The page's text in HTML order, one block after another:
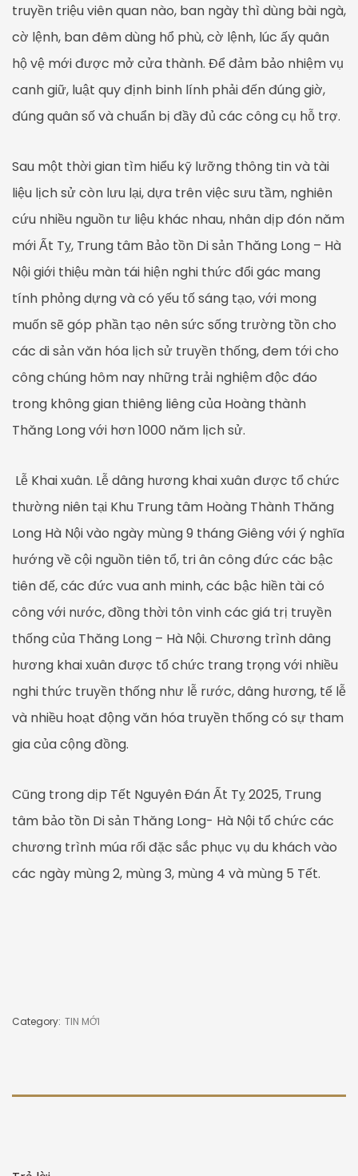
truyền triệu viên quan nào, ban ngày thì dùng bài ngà,
cờ lệnh, ban đêm dùng hổ phù, cờ lệnh, lúc ấy quân
hộ vệ mới được mở cửa thành. Để đảm bảo nhiệm vụ
canh giữ, luật quy định binh lính phải đến đúng giờ,
đúng quân số và chuẩn bị đầy đủ các công cụ hỗ trợ.
Sau một thời gian tìm hiểu kỹ lưỡng thông tin và tài
liệu lịch sử còn lưu lại, dựa trên việc sưu tầm, nghiên
cứu nhiều nguồn tư liệu khác nhau, nhân dịp đón năm
mới Ất Tỵ, Trung tâm Bảo tồn Di sản Thăng Long – Hà
Nội giới thiệu màn tái hiện nghi thức đổi gác mang
tính phỏng dựng và có yếu tố sáng tạo, với mong
muốn sẽ góp phần tạo nên sức sống trường tồn cho
các di sản văn hóa lịch sử truyền thống, đem tới cho
công chúng hôm nay những trải nghiệm độc đáo
trong không gian thiêng liêng của Hoàng thành
Thăng Long với hơn 1000 năm lịch sử.
Lễ Khai xuân. Lễ dâng hương khai xuân được tổ chức
thường niên tại Khu Trung tâm Hoàng Thành Thăng
Long Hà Nội vào ngày mùng 9 tháng Giêng với ý nghĩa
hướng về cội nguồn tiên tổ, tri ân công đức các bậc
tiên đế, các đức vua anh minh, các bậc hiền tài có
công với nước, đồng thời tôn vinh các giá trị truyền
thống của Thăng Long – Hà Nội. Chương trình dâng
hương khai xuân được tổ chức trang trọng với nhiều
nghi thức truyền thống như lễ rước, dâng hương, tế lễ
và nhiều hoạt động văn hóa truyền thống có sự tham
gia của cộng đồng.
Cũng trong dịp Tết Nguyên Đán Ất Tỵ 2025, Trung
tâm bảo tồn Di sản Thăng Long- Hà Nội tổ chức các
chương trình múa rối đặc sắc phục vụ du khách vào
các ngày mùng 2, mùng 3, mùng 4 và mùng 5 Tết.
Category: TIN MỚI